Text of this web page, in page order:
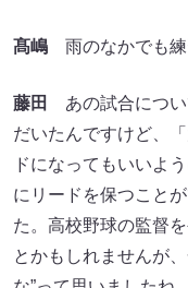
髙嶋 雨のなかでも練
藤田
あの試合につい
だいたんですけど、
ドになってもいいよ
にリードを保つこと
た。高校野球の監督
とかもしれませんが